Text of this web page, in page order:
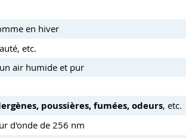
en hiver
etc.
air humide et pur
poussières, fumées, odeurs, etc.
d'onde de 256 nm